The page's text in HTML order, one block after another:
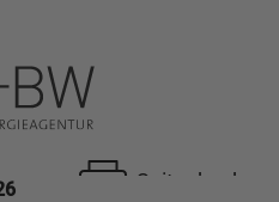
Seite drucken